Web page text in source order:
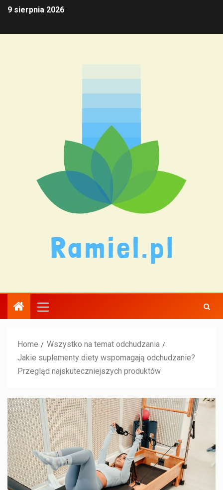
9 sierpnia 2026
Home
Wszystko na temat odchudzania
Jakie suplementy diety wspomagają odchudzanie?
Przegląd najskuteczniejszych produktów